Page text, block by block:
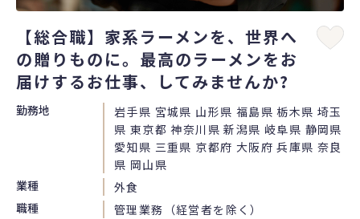
【総合職】家系ラーメンを、世界へ
の贈りものに。最高のラーメンをお
届けするお仕事、してみませんか?
勤務地
岩手県 宮城県 山形県 福島県 栃木県 埼玉
県 東京都 神奈川県 新潟県 岐阜県 静岡県
愛知県 三重県 京都府 大阪府 兵庫県 奈良
県 岡山県
業種
外食
職種
管理業務（経営者を除く）